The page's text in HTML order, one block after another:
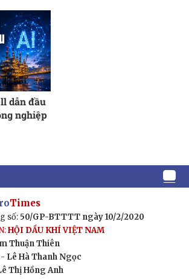
dẫn đầu
nghiệp
Times
số: 50/GP-BTTTT ngày 10/2/2020
HỘI DẦU KHÍ VIỆT NAM
Thuận Thiên
Lê Hà Thanh Ngọc
Thị Hồng Anh